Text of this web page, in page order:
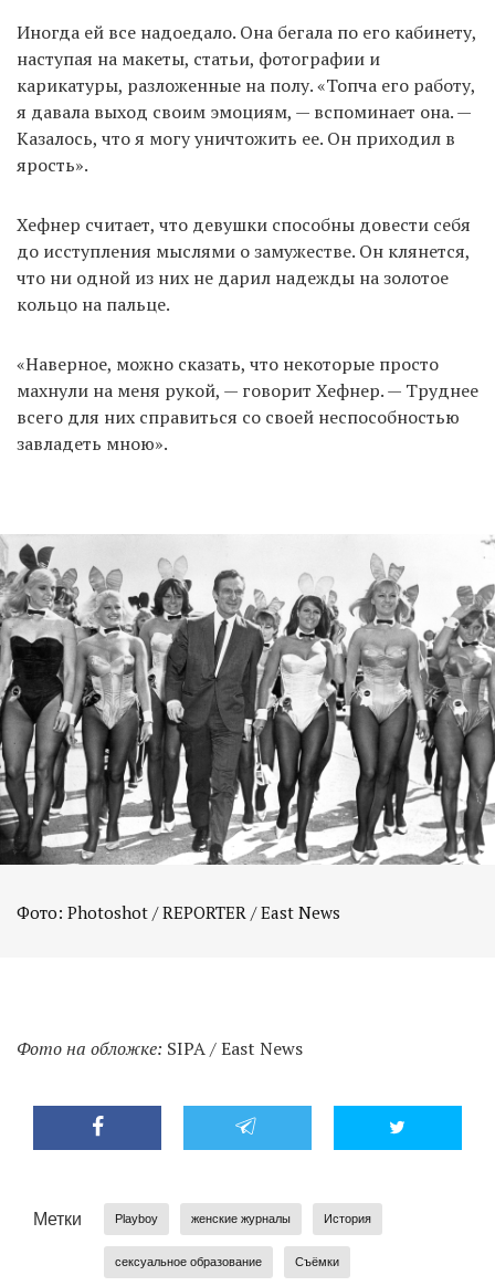
Иногда ей все надоедало. Она бегала по его кабинету,
наступая на макеты, статьи, фотографии и
карикатуры, разложенные на полу. «Топча его работу,
я давала выход своим эмоциям, — вспоминает она. —
Казалось, что я могу уничтожить ее. Он приходил в
ярость».
Хефнер считает, что девушки способны довести себя
до исступления мыслями о замужестве. Он клянется,
что ни одной из них не дарил надежды на золотое
кольцо на пальце.
«Наверное, можно сказать, что некоторые просто
махнули на меня рукой, — говорит Хефнер. — Труднее
всего для них справиться со своей неспособностью
завладеть мною».
Фото на обложке: SIPA / East News
Метки Playboy женские журналы История
сексуальное образование Съёмки